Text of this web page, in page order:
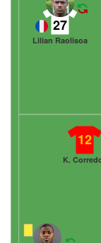
27
Lilian Raolisoa
12
K.